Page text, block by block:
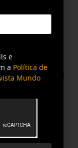
produção de
alcança marca
e
a Política de
Mundo